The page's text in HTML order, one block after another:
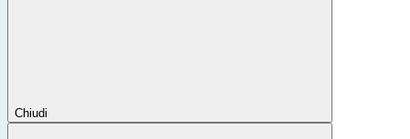
Chiudi